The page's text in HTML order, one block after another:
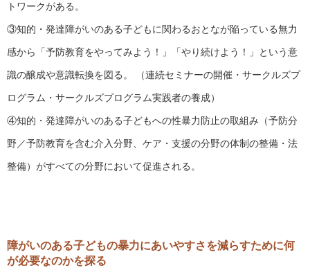
トワークがある。
③知的・発達障がいのある子どもに関わるおとなが陥っている無力
感から「予防教育をやってみよう！」「やり続けよう！」という意
識の醸成や意識転換を図る。 （連続セミナーの開催・サークルズプ
ログラム・サークルズプログラム実践者の養成）
④知的・発達障がいのある子どもへの性暴力防止の取組み（予防分
野／予防教育を含む介入分野、ケア・支援の分野の体制の整備・法
整備）がすべての分野において促進される。
障がいのある子どもの暴力にあいやすさを減らすために何
が必要なのかを探る